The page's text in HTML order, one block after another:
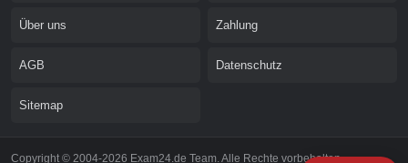
Über uns Zahlung
AGB Datenschutz
Sitemap
Copyright © 2004-2026 Exam24.de Team. Alle Rechte vorbehalten.